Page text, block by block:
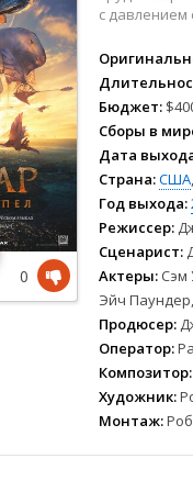
2019
2018
2017
2015
2014
2013
2012
2009
2008
с
Бюджет:
Сборы в
Дата
Страна:США,
Год выхода:
Режиссер:
Сценарист:
Актеры: Сэм
Эйч
Продюсер:
Оператор:
Композитор:
Художник:
Монтаж:
0